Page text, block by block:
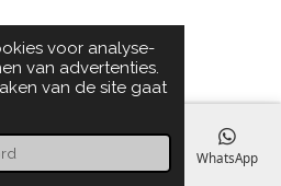
voor analyse-
van advertenties.
van de site gaat
t
a
g
r
k
e
d
I
WhatsApp